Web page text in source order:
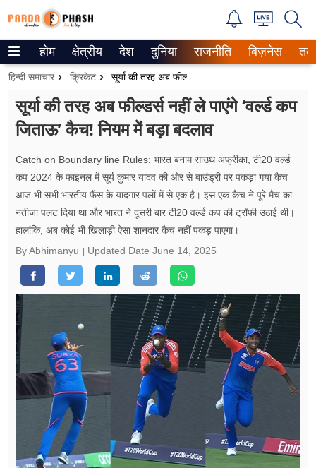
Trending on Google News
ePaper
वेब स्टोरीज
उत्तर प्रदेश
गैलरी
वीडियो
रिलेशनशिप
जीवन मंत्रा
फूड
सेहत
ब्‍यूटी
होम क्षेत्रीय देश दुनिया राजनीति बिज़नेस
हिन्दी समाचार क्रिकेट सूर्या की तरह अब फील्डर्स नहीं ले पाएंगे ‘वर्ल्ड कप जिताऊ’ कैच! नियम में बड़ा बदलाव
सूर्या की तरह अब फील्डर्स नहीं ले पाएंगे ‘वर्ल्ड कप
जिताऊ’ कैच! नियम में बड़ा बदलाव
Catch on Boundary line Rules: भारत बनाम साउथ अफ्रीका, टी20 वर्ल्ड
कप 2024 के फाइनल में सूर्य कुमार यादव की ओर से बाउंड्री पर पकड़ा गया कैच
आज भी सभी भारतीय फैंस के यादगार पलों में से एक है। इस एक कैच ने पूरे मैच का
नतीजा पलट दिया था और भारत ने दूसरी बार टी20 वर्ल्ड कप की ट्रॉफी उठाई थी।
हालांकि, अब कोई भी खिलाड़ी ऐसा शानदार कैच नहीं पकड़ पाएगा।
By Abhimanyu
Updated Date June 14, 2025